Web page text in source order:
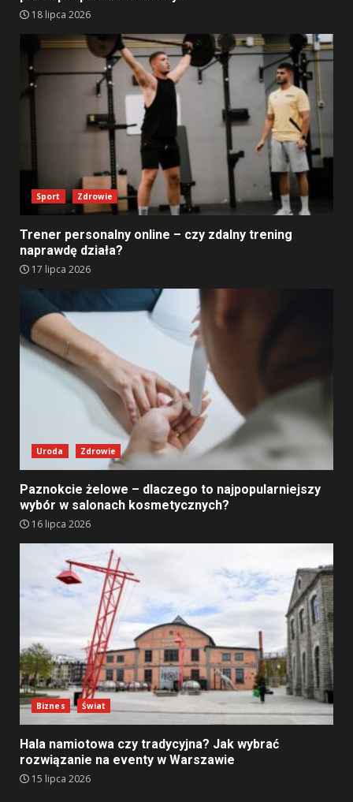
18 lipca 2026
Sport Zdrowie
Trener personalny online – czy zdalny trening
naprawdę działa?
17 lipca 2026
Uroda Zdrowie
Paznokcie żelowe – dlaczego to najpopularniejszy
wybór w salonach kosmetycznych?
16 lipca 2026
Biznes Świat
Hala namiotowa czy tradycyjna? Jak wybrać
rozwiązanie na eventy w Warszawie
15 lipca 2026